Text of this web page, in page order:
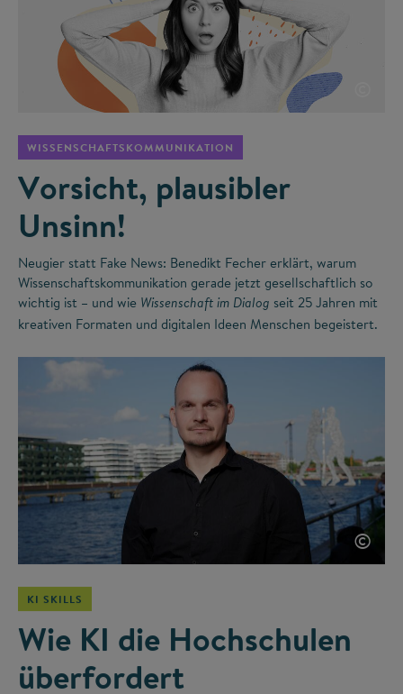
WISSENSCHAFTSKOMMUNIKATION
Vorsicht, plausibler
Unsinn!
Neugier statt Fake News: Benedikt Fecher erklärt, warum
Wissenschaftskommunikation gerade jetzt gesellschaftlich so
wichtig ist – und wie Wissenschaft im Dialog seit 25 Jahren mit
kreativen Formaten und digitalen Ideen Menschen begeistert.
©
KI SKILLS
Wie KI die Hochschulen
überfordert